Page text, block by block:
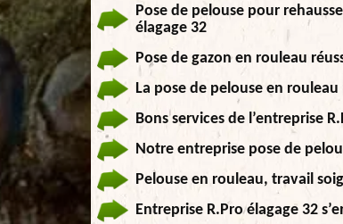
Pose de pelouse pour
élagage 32
Pose de gazon en rouleau
La pose de pelouse en
Bons services de l’entreprise
Notre entreprise pose de
Pelouse en rouleau, travail
Entreprise R.Pro élagage 32